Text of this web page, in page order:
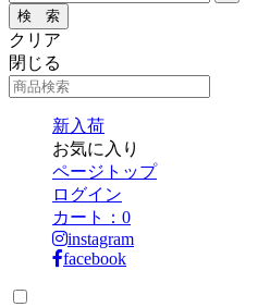
クリア
閉じる
新入荷
お気に入り
ページトップ
ログイン
カート： 0
instagram
facebook